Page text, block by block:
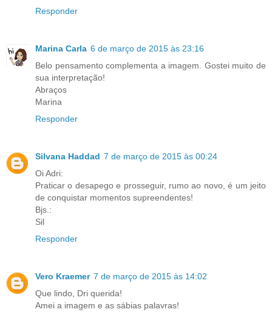
Responder
Marina Carla 6 de março de 2015 às 23:16
Belo pensamento complementa a imagem. Gostei muito de
sua interpretação!
Abraços
Marina
Responder
Silvana Haddad 7 de março de 2015 às 00:24
Oi Adri:
Praticar o desapego e prosseguir, rumo ao novo, é um jeito
de conquistar momentos supreendentes!
Bjs.:
Sil
Responder
Vero Kraemer 7 de março de 2015 às 14:02
Que lindo, Dri querida!
Amei a imagem e as sábias palavras!